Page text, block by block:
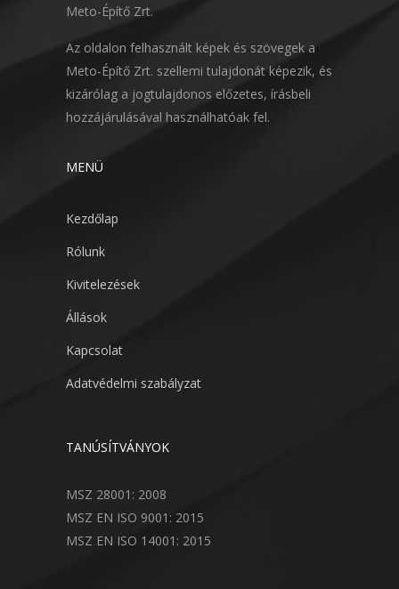
Meto-Építő Zrt.
Az oldalon felhasznált képek és szövegek a
Meto-Építő Zrt. szellemi tulajdonát képezik, és
kizárólag a jogtulajdonos előzetes, írásbeli
hozzájárulásával használhatóak fel.
MENÜ
Kezdőlap
Rólunk
Kivitelezések
Állások
Kapcsolat
Adatvédelmi szabályzat
TANÚSÍTVÁNYOK
MSZ 28001: 2008
MSZ EN ISO 9001: 2015
MSZ EN ISO 14001: 2015